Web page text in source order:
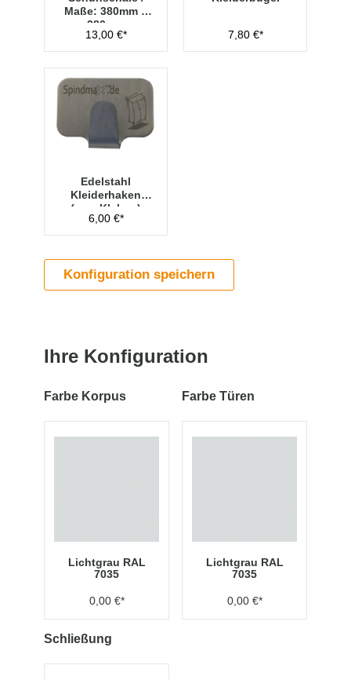
Maße: 380mm x
280mm
13,00 €*
7,80 €*
Edelstahl
Kleiderhaken
(zum Kleben)
6,00 €*
Konfiguration speichern
Ihre Konfiguration
Farbe Korpus
Lichtgrau RAL
7035
0,00 €*
Farbe Türen
Lichtgrau RAL
7035
0,00 €*
Schließung